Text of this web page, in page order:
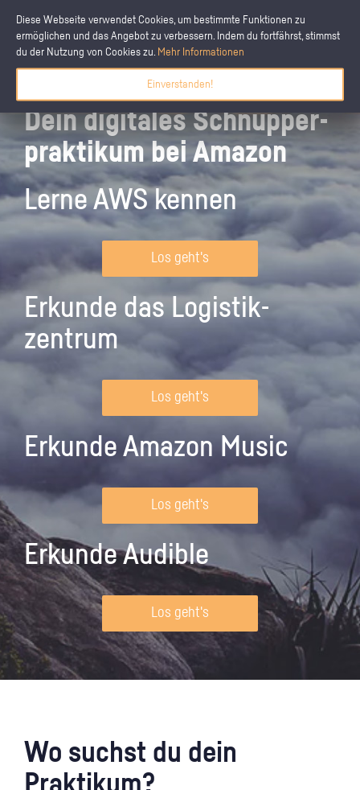
Diese Webseite verwendet Cookies, um bestimmte Funktionen zu
ermöglichen und das Angebot zu verbessern. Indem du fortfährst, stimmst
du der Nutzung von Cookies zu. Mehr Informationen
Einverstanden!
Dein digitales Schnupper­
praktikum bei Amazon
Lerne AWS kennen
Los geht's
Erkunde das Logistik­
zentrum
Los geht's
Erkunde Amazon Music
Los geht's
Erkunde Audible
Los geht's
Wo suchst du dein